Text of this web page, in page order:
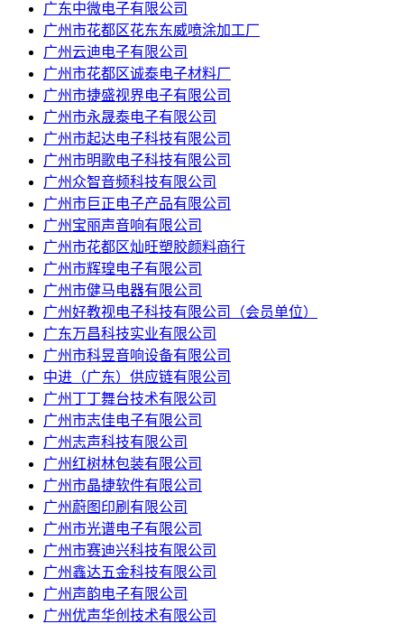
广东中微电子有限公司
广州市花都区花东东威喷涂加工厂
广州云迪电子有限公司
广州市花都区诚泰电子材料厂
广州市捷盛视界电子有限公司
广州市永晟泰电子有限公司
广州市起达电子科技有限公司
广州市明歌电子科技有限公司
广州众智音频科技有限公司
广州市巨正电子产品有限公司
广州宝丽声音响有限公司
广州市花都区灿旺塑胶颜料商行
广州市辉瑝电子有限公司
广州市健马电器有限公司
广州好教视电子科技有限公司（会员单位）
广东万昌科技实业有限公司
广州市科昱音响设备有限公司
中进（广东）供应链有限公司
广州丁丁舞台技术有限公司
广州市志佳电子有限公司
广州志声科技有限公司
广州红树林包装有限公司
广州市晶捷软件有限公司
广州蔚图印刷有限公司
广州市光谱电子有限公司
广州市赛迪兴科技有限公司
广州鑫达五金科技有限公司
广州声韵电子有限公司
广州优声华创技术有限公司